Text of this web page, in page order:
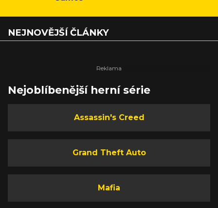
NEJNOVĚJŠÍ ČLÁNKY
Nejoblíbenější herní série
Assassin's Creed
Grand Theft Auto
Mafia